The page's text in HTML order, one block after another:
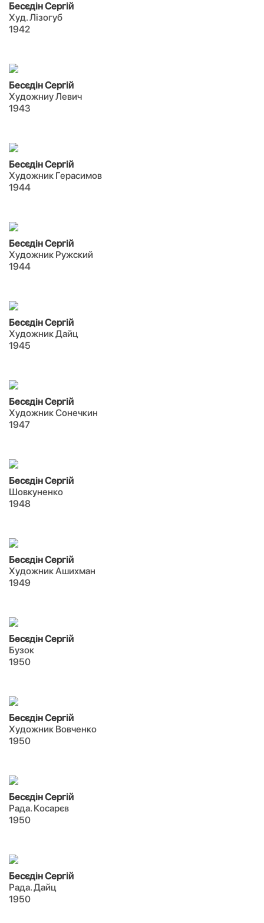
Бесєдін Сергій
Худ. Лізогуб
1942
Бесєдін Сергій
Художниу Левич
1943
Бесєдін Сергій
Художник Герасимов
1944
Бесєдін Сергій
Художник Ружский
1944
Бесєдін Сергій
Художник Дайц
1945
Бесєдін Сергій
Художник Сонечкин
1947
Бесєдін Сергій
Шовкуненко
1948
Бесєдін Сергій
Художник Ашихман
1949
Бесєдін Сергій
Бузок
1950
Бесєдін Сергій
Художник Вовченко
1950
Бесєдін Сергій
Рада. Косарєв
1950
Бесєдін Сергій
Рада. Дайц
1950